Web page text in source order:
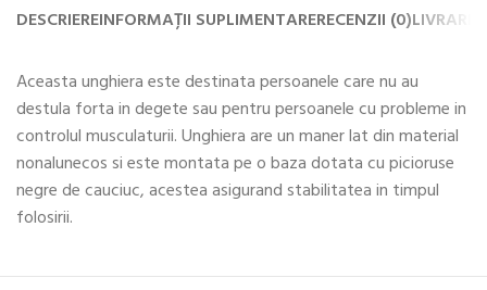
DESCRIEREINFORMAȚII SUPLIMENTARERECENZII (0)LIVRARE
Aceasta unghiera este destinata persoanele care nu au
destula forta in degete sau pentru persoanele cu probleme in
controlul musculaturii. Unghiera are un maner lat din material
nonalunecos si este montata pe o baza dotata cu picioruse
negre de cauciuc, acestea asigurand stabilitatea in timpul
folosirii.